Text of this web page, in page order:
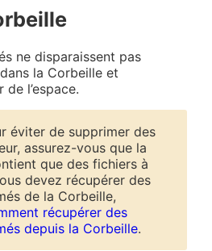
ne disparaissent pas
la Corbeille et
l’espace.
éviter de supprimer des
assurez-vous que la
que des fichiers à
devez récupérer des
de la Corbeille,
récupérer des
depuis la Corbeille.